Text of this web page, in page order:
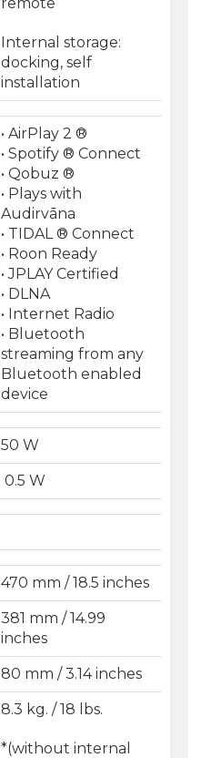
Internal storage:
docking, self
installation
• AirPlay 2 ®
• Spotify ® Connect
• Qobuz ®
• Plays with
Audirvāna
• TIDAL ® Connect
• Roon Ready
• JPLAY Certified
• DLNA
• Internet Radio
• Bluetooth
streaming from any
Bluetooth enabled
device
50 W
0.5 W
470 mm / 18.5 inches
381 mm / 14.99
inches
80 mm / 3.14 inches
8.3 kg. / 18 lbs.
*(without internal